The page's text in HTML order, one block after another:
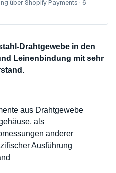
über Shopify Payments · 6
Drahtgewebe in den
Leinenbindung mit sehr
aus Drahtgewebe
als
anderer
Ausführung